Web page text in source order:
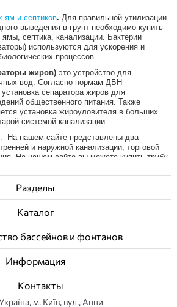
ям и септиков. Для правильной утилизации
выведения в грунт необходимо купить
септика, канализации. Бактерии
используются для ускорения и
процессов.
жиров) это устройство для
вод. Согласно нормам ДБН
сепаратора жиров для
общественного питания. Также
установка жироуловителя в больших
системой канализации.
На нашем сайте представлены два
и наружной канализации, торговой
На нашем сайте вы можете купить трубу
для систем трубопроводы в канализацию.
для очистки воды практически любого
исходной воды будет зависеть
и ее ресурс. Системы обратного
на:
осмоса;
обратного осмоса;
системы обратного осмоса;
осмоса.
предназначен для фильтрации воды
назначения. Он выполняет следующие
Разделы
Каталог
бассейнов и фонтанов
Информация
Контакты
м. Київ, вул., Анни